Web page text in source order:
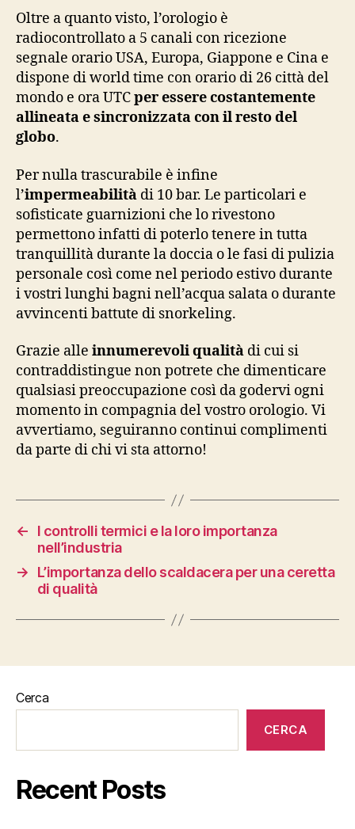
Oltre a quanto visto, l’orologio è
radiocontrollato a 5 canali con ricezione
segnale orario USA, Europa, Giappone e Cina e
dispone di world time con orario di 26 città del
mondo e ora UTCper essere costantemente
allineata e sincronizzata con il resto del
globo.
Per nulla trascurabile è infine
l’impermeabilità di 10 bar. Le particolari e
sofisticate guarnizioni che lo rivestono
permettono infatti di poterlo tenere in tutta
tranquillità durante la doccia o le fasi di pulizia
personale così come nel periodo estivo durante
i vostri lunghi bagni nell’acqua salata o durante
avvincenti battute di snorkeling.
Grazie alle innumerevoli qualità di cui si
contraddistingue non potrete che dimenticare
qualsiasi preoccupazione così da godervi ogni
momento in compagnia del vostro orologio. Vi
avvertiamo, seguiranno continui complimenti
da parte di chi vi sta attorno!
←
I controlli termici e la loro importanza
nell’industria
→
L’importanza dello scaldacera per una ceretta
di qualità
Cerca
CERCA
Recent Posts